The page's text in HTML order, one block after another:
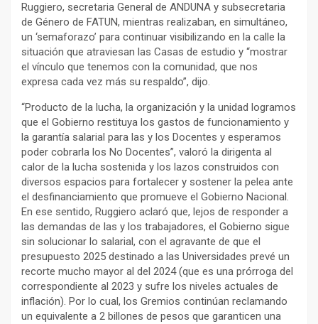
Ruggiero, secretaria General de ANDUNA y subsecretaria
de Género de FATUN, mientras realizaban, en simultáneo,
un ‘semaforazo’ para continuar visibilizando en la calle la
situación que atraviesan las Casas de estudio y “mostrar
el vínculo que tenemos con la comunidad, que nos
expresa cada vez más su respaldo”, dijo.
“Producto de la lucha, la organización y la unidad logramos
que el Gobierno restituya los gastos de funcionamiento y
la garantía salarial para las y los Docentes y esperamos
poder cobrarla los No Docentes”, valoró la dirigenta al
calor de la lucha sostenida y los lazos construidos con
diversos espacios para fortalecer y sostener la pelea ante
el desfinanciamiento que promueve el Gobierno Nacional.
En ese sentido, Ruggiero aclaró que, lejos de responder a
las demandas de las y los trabajadores, el Gobierno sigue
sin solucionar lo salarial, con el agravante de que el
presupuesto 2025 destinado a las Universidades prevé un
recorte mucho mayor al del 2024 (que es una prórroga del
correspondiente al 2023 y sufre los niveles actuales de
inflación). Por lo cual, los Gremios continúan reclamando
un equivalente a 2 billones de pesos que garanticen una